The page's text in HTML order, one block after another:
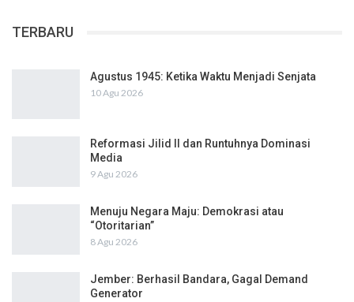
TERBARU
Agustus 1945: Ketika Waktu Menjadi Senjata
10 Agu 2026
Reformasi Jilid II dan Runtuhnya Dominasi
Media
9 Agu 2026
Menuju Negara Maju: Demokrasi atau
“Otoritarian”
8 Agu 2026
Jember: Berhasil Bandara, Gagal Demand
Generator